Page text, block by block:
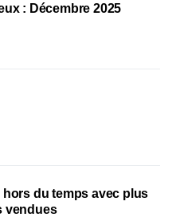
: Décembre 2025
hors du temps avec plus
vendues